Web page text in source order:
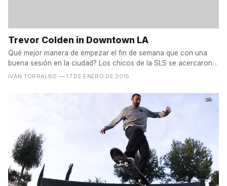
Trevor Colden in Downtown LA
Qué mejor manera de empezar el fin de semana que con una
buena sesión en la ciudad? Los chicos de la SLS se acercaron
a...
IVÁN TORRALBO — 17 DE ENERO DE 2015